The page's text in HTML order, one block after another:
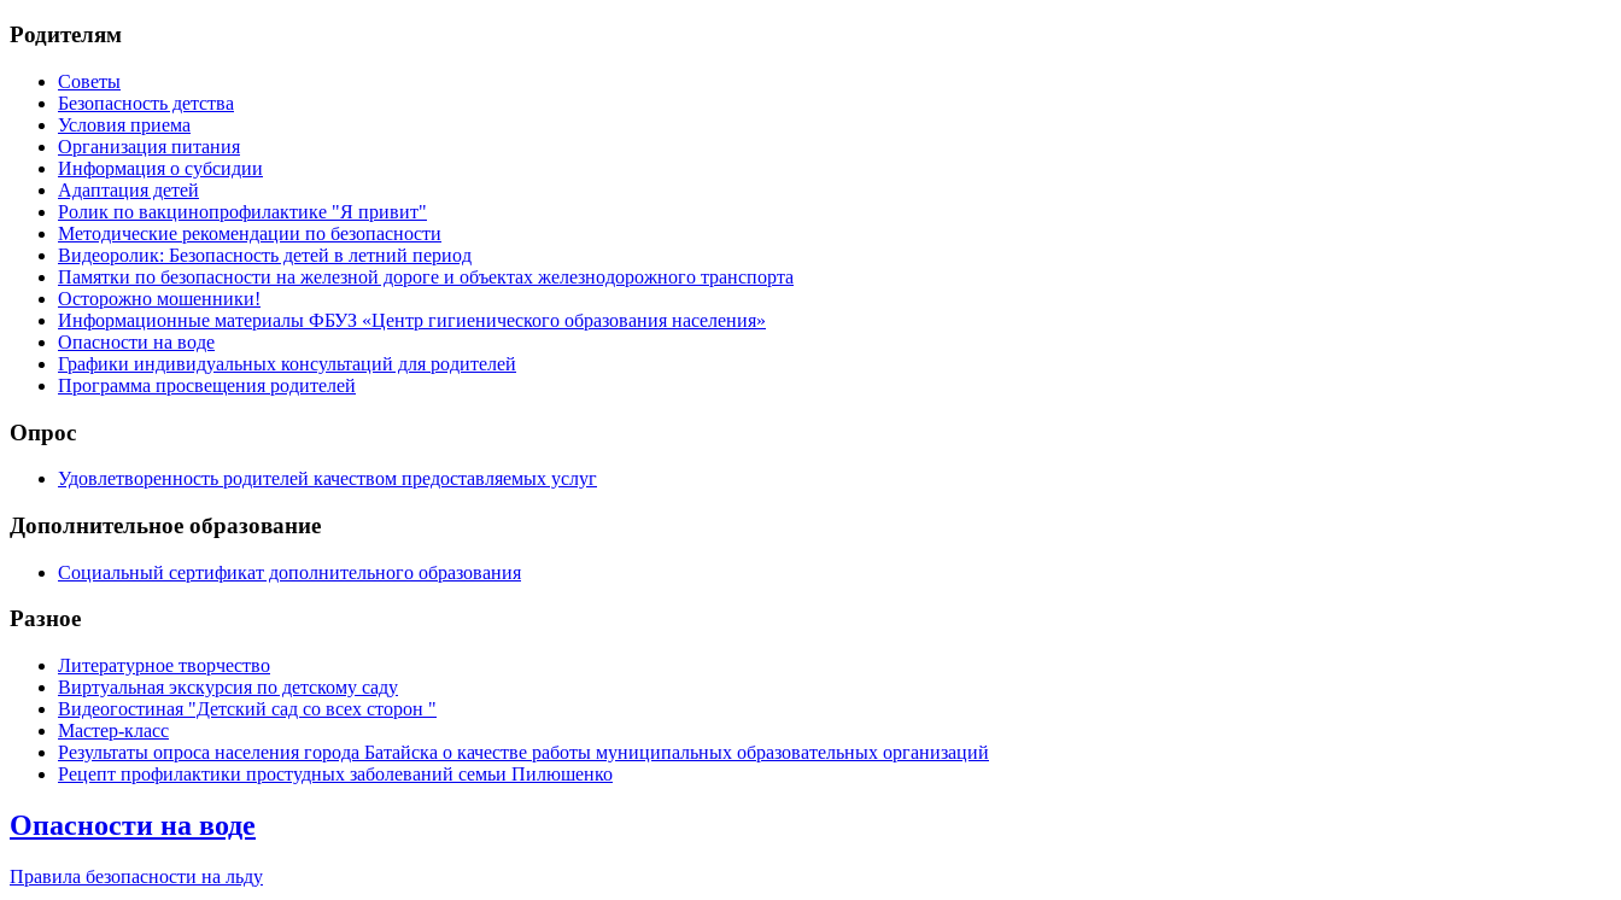
Родителям
Советы
Безопасность детства
Условия приема
Организация питания
Информация о субсидии
Адаптация детей
Ролик по вакцинопрофилактике "Я привит"
Методические рекомендации по безопасности
Видеоролик: Безопасность детей в летний период
Памятки по безопасности на железной дороге и объектах железнодорожного транспорта
Осторожно мошенники!
Информационные материалы ФБУЗ «Центр гигиенического образования населения»
Опасности на воде
Графики индивидуальных консультаций для родителей
Программа просвещения родителей
Опрос
Удовлетворенность родителей качеством предоставляемых услуг
Дополнительное образование
Социальный сертификат дополнительного образования
Разное
Литературное творчество
Виртуальная экскурсия по детскому саду
Видеогостиная "Детский сад со всех сторон "
Мастер-класс
Результаты опроса населения города Батайска о качестве работы муниципальных образовательных организаций
Рецепт профилактики простудных заболеваний семьи Пилюшенко
Опасности на воде
Правила безопасности на льду